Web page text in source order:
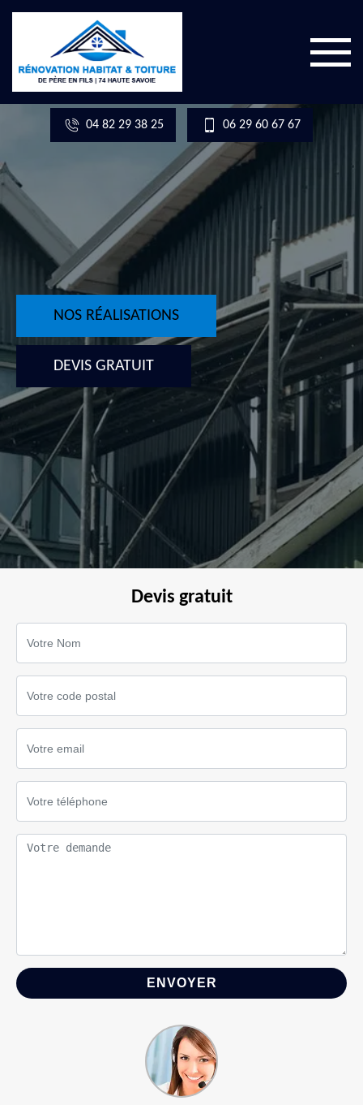
04 82 29 38 25 06 29 60 67 67
NOS RÉALISATIONS
DEVIS GRATUIT
Devis gratuit